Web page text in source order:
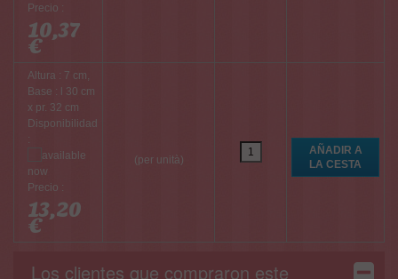
Precio :
10,37
€
Altura : 7 cm,
Base : l 30 cm
x pr. 32 cm
Disponibilidad
:
Precio :
13,20
€
(per unità)
Los clientes que compraron este